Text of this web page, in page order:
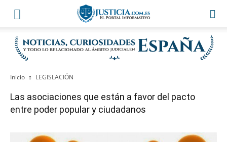
Inicio LEGISLACIÓN
Las asociaciones que están a favor del pacto
entre poder popular y ciudadanos